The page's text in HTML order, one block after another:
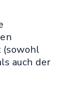
(sowohl
auch der